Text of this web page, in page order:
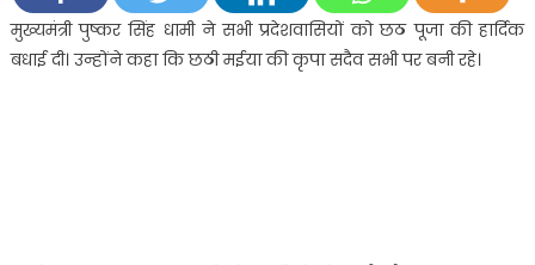
संजय
पार्क,
22
मुख्यमंत्री पुष्कर सिंह धामी ने सभी प्रदेशवासियों को छठ पूजा की हार्दिक
बधाई दी। उन्होंने कहा कि छठी मईया की कृपा सदैव सभी पर बनी रहे।